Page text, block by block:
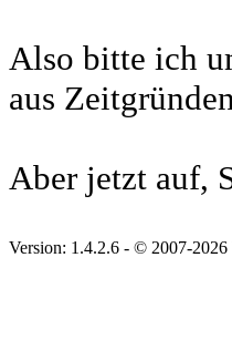
Also bitte ich
aus
Aber jetzt auf,
Version: 1.4.2.6 - © 2007-